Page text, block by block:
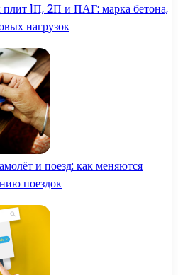
1П, 2П и ПАГ: марка бетона,
нагрузок
и поезд: как меняются
поездок